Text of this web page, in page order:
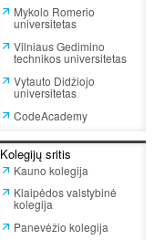
Mykolo Romerio
universitetas
Vilniaus Gedimino
technikos universitetas
Vytauto Didžiojo
universitetas
CodeAcademy
Kolegijų sritis
Kauno kolegija
Klaipėdos valstybinė
kolegija
Panevėžio kolegija